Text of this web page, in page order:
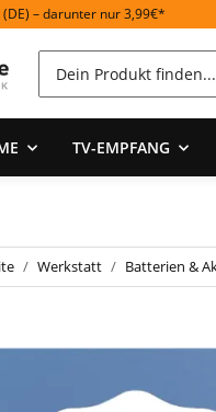
– darunter nur 3,99€*
TV-EMPFANG
Werkstatt Batterien &